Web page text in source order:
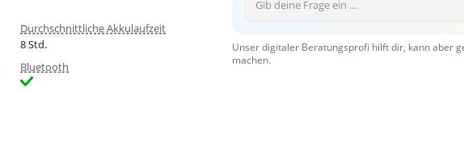
Unser digitaler Beratungsprofi hilft dir, kann aber
machen.
Durchschnittliche Akkulaufzeit
8 Std.
Bluetooth